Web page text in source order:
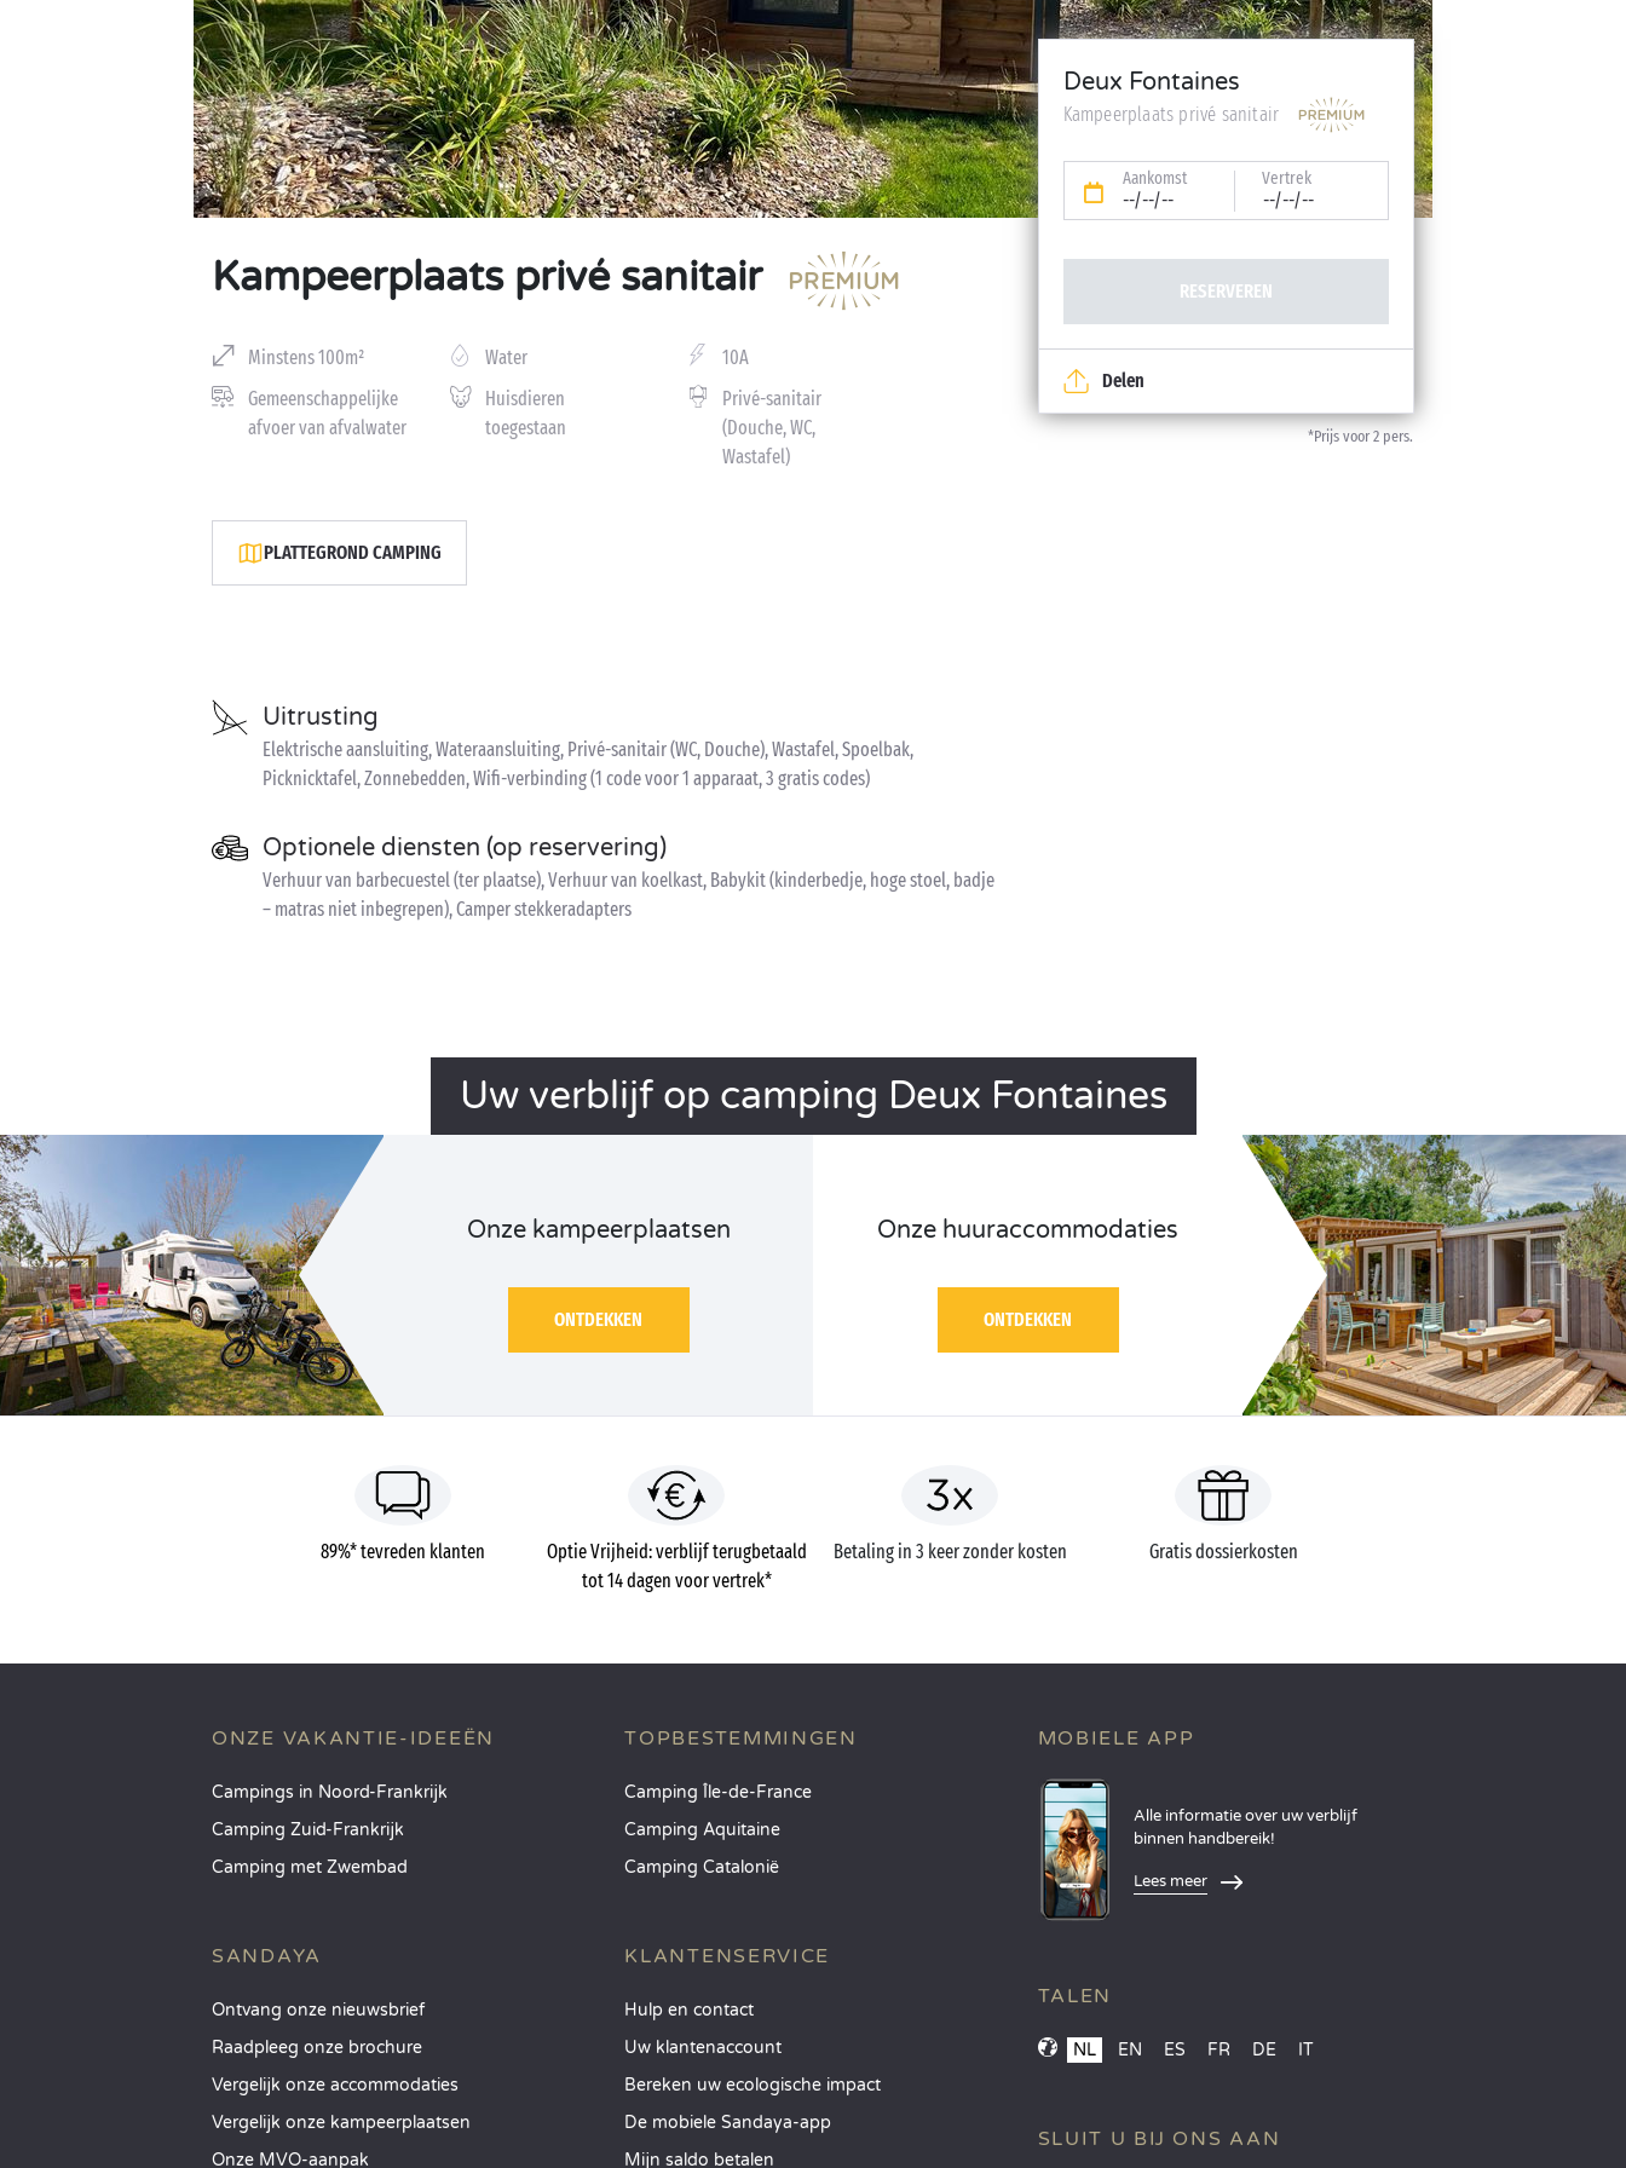
Kampeerplaats privé sanitair
Minstens 100m² Water
10A
Gemeenschappelijke
afvoer van afvalwater
Huisdieren
toegestaan
Privé-sanitair
(Douche, WC,
Wastafel)
PLATTEGROND CAMPING
Uitrusting
Elektrische aansluiting, Wateraansluiting, Privé-sanitair (WC, Douche), Wastafel, Spoelbak,
Picknicktafel, Zonnebedden, Wifi-verbinding (1 code voor 1 apparaat, 3 gratis codes)
Optionele diensten (op reservering)
Verhuur van barbecuestel (ter plaatse), Verhuur van koelkast, Babykit (kinderbedje, hoge stoel, badje
– matras niet inbegrepen), Camper stekkeradapters
Deux Fontaines
Kampeerplaats privé sanitair
Aankomst
--/--/--
Vertrek
--/--/--
RESERVEREN
*Prijs voor 2 pers.
Delen
Uw verblijf op camping Deux Fontaines
Onze kampeerplaatsen
ONTDEKKEN
Onze huuraccommodaties
ONTDEKKEN
89%* tevreden klanten
Optie Vrijheid: verblijf terugbetaald
tot 14 dagen voor vertrek*
Betaling in 3 keer zonder kosten Gratis dossierkosten
ONZE VAKANTIE-IDEEËN
Campings in Noord-Frankrijk
Camping Zuid-Frankrijk
Camping met Zwembad
SANDAYA
Ontvang onze nieuwsbrief
Raadpleeg onze brochure
Vergelijk onze accommodaties
Vergelijk onze kampeerplaatsen
Onze MVO-aanpak
TOPBESTEMMINGEN
Camping Île-de-France
Camping Aquitaine
Camping Catalonië
KLANTENSERVICE
Hulp en contact
Uw klantenaccount
Bereken uw ecologische impact
De mobiele Sandaya-app
Mijn saldo betalen
MOBIELE APP
Alle informatie over uw verblijf
binnen handbereik!
Lees meer
TALEN
NL EN ES FR DE IT
SLUIT U BIJ ONS AAN